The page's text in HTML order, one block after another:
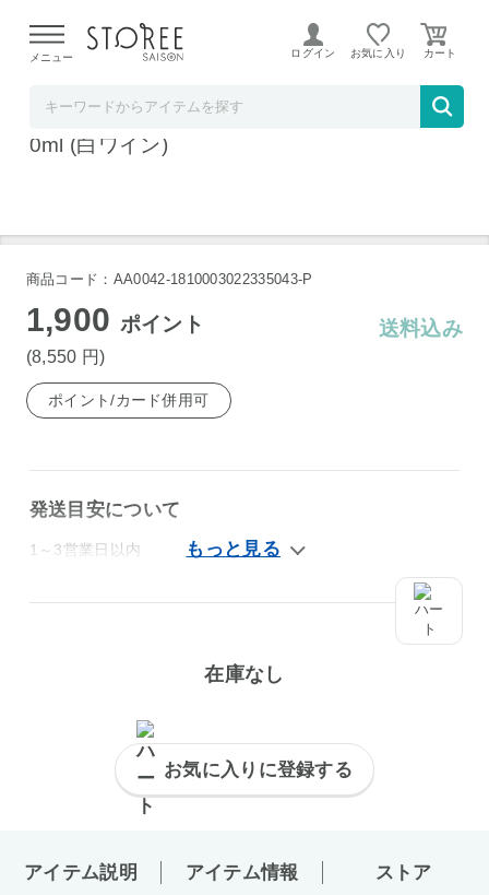
よる配送遅延が発生しております。
メニュー ログイン お気に入り
シャトー・ドワジー・ヴェドリーヌ [2014]75
0ml (白ワイン)
商品コード：AA0042-1810003022335043-P
1,900 ポイント
(8,550 円)
送料込み
ポイント/カード併用可
発送目安について
1～3営業日以内
在庫なし
お気に入りに登録する
アイテム説明 アイテム情報 ストア